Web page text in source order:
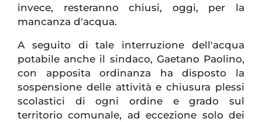
invece, resteranno chiusi, oggi, per la
mancanza d'acqua.
A seguito di tale interruzione dell'acqua
potabile anche il sindaco, Gaetano Paolino,
con apposita ordinanza ha disposto la
sospensione delle attività e chiusura plessi
scolastici di ogni ordine e grado sul
territorio comunale, ad eccezione solo dei